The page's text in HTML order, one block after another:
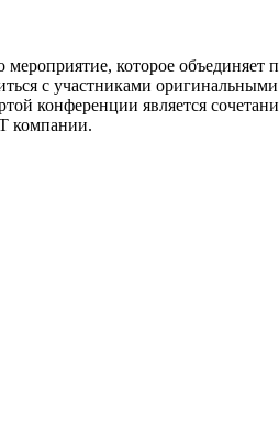
которое
с участниками
конференции является
компании.